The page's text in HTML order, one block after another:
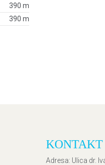
390 m
390 m
KONTAKT
Adresa: Ulica dr.